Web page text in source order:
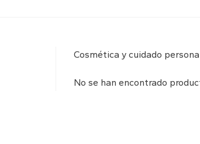
Cosmética y cuidado
No se han encontrado